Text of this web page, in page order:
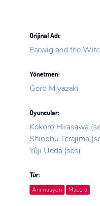
Orijinal Adı:
Earwig and the
Yönetmen:
Goro Miyazaki
Oyuncular:
Kokoro Hirasawa
Shinobu Terajima
Yûji Ueda (ses)
Tür:
Animasyon Macera